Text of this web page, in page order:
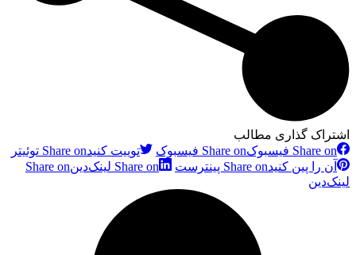
اشتراک گذاری مطالب
Share on فیسبوک
Share on فیسبوک توییت کنیدShare on توئیتر
آن را پین کنیدShare on پینترست Share on لینک‌دین
Share on
لینک‌دین